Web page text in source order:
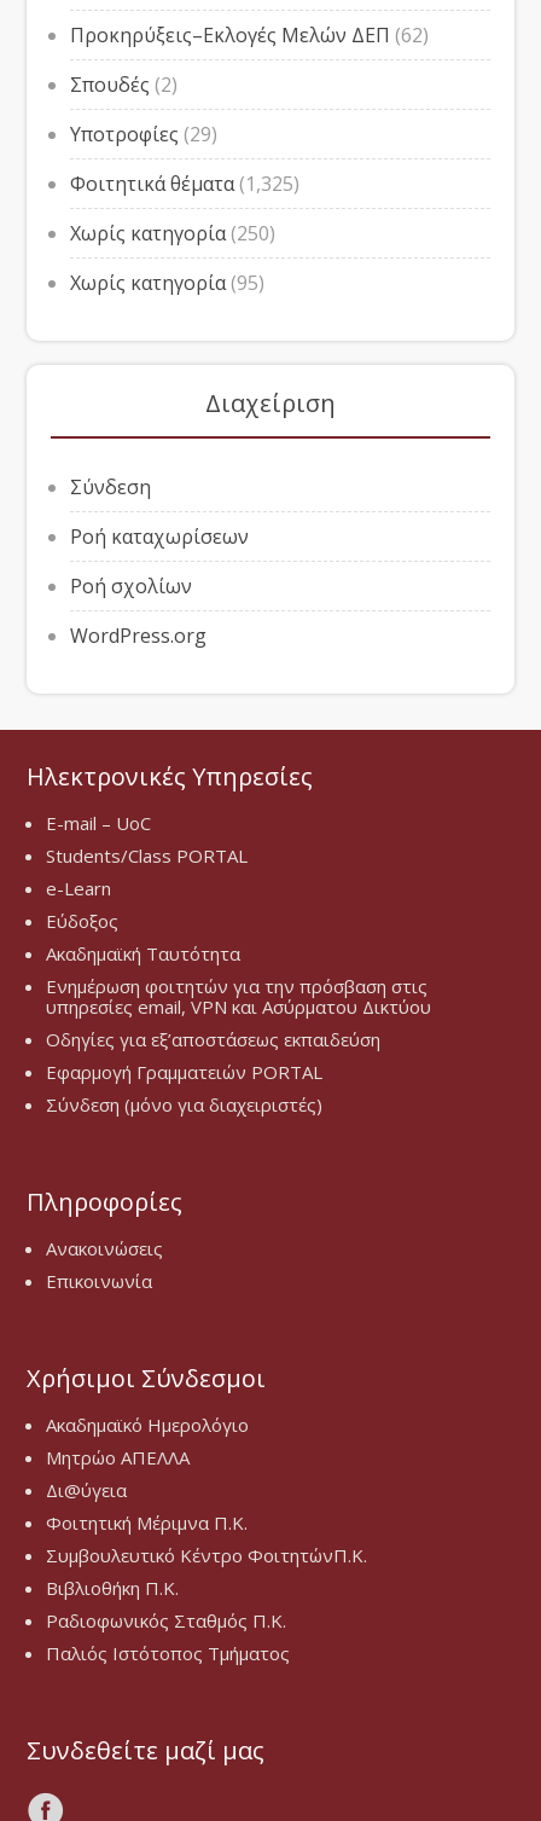
Προκηρύξεις–Εκλογές Μελών ΔΕΠ (62)
Σπουδές (2)
Υποτροφίες (29)
Φοιτητικά θέματα(1,325)
Χωρίς κατηγορία(250)
Χωρίς κατηγορία(95)
Διαχείριση
Σύνδεση
Ροή καταχωρίσεων
Ροή σχολίων
WordPress.org
Ηλεκτρονικές Υπηρεσίες
E-mail – UoC
Students/Class PORTAL
e-Learn
Εύδοξος
Ακαδημαϊκή Ταυτότητα
Ενημέρωση φοιτητών για την πρόσβαση στις
υπηρεσίες email, VPN και Ασύρματου Δικτύου
Οδηγίες για εξ’αποστάσεως εκπαιδεύση
Εφαρμογή Γραμματειών PORTAL
Σύνδεση (μόνο για διαχειριστές)
Πληροφορίες
Ανακοινώσεις
Επικοινωνία
Χρήσιμοι Σύνδεσμοι
Ακαδημαϊκό Ημερολόγιο
Μητρώο ΑΠΕΛΛΑ
Δι@ύγεια
Φοιτητική Μέριμνα Π.Κ.
Συμβουλευτικό Κέντρο ΦοιτητώνΠ.Κ.
Βιβλιοθήκη Π.Κ.
Ραδιοφωνικός Σταθμός Π.Κ.
Παλιός Ιστότοπος Τμήματος
Συνδεθείτε μαζί μας